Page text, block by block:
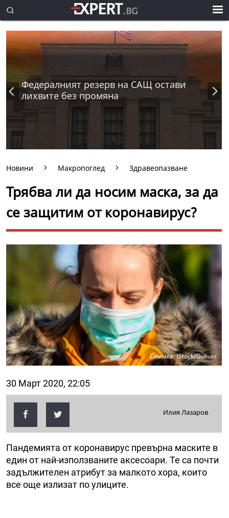
Федералният резерв на САЩ остави
лихвите без промяна
Новини Макропоглед Здравеопазване
Трябва ли да носим маска, за да
се защитим от коронавирус?
Снимка: iStock/Guliver
30 Март 2020, 22:05
Илия Лазаров
Пандемията от коронавирус превърна маските в
един от най-използваните аксесоари. Те са почти
задължителен атрибут за малкото хора, които
все още излизат по улиците.